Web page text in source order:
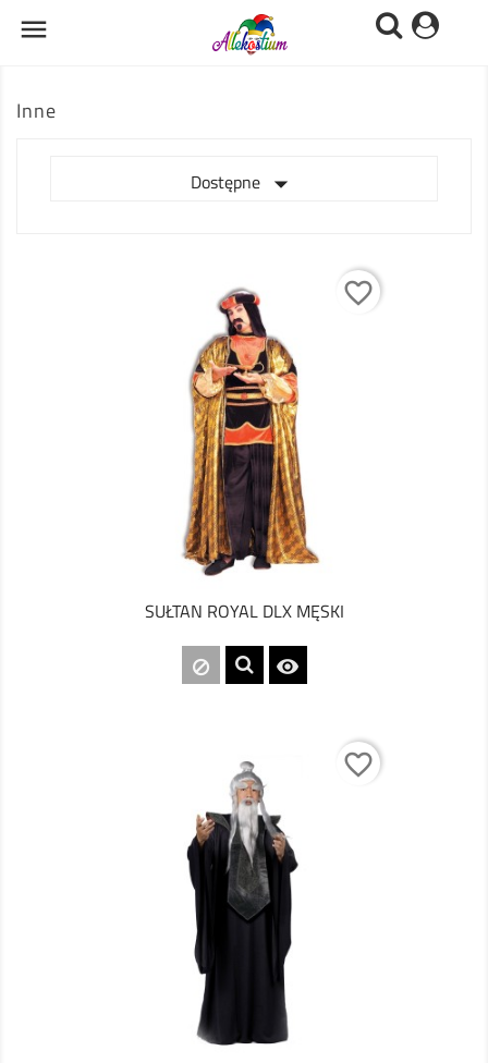

Inne
Dostępne 
favorite_border
SUŁTAN ROYAL DLX MĘSKI

favorite_border